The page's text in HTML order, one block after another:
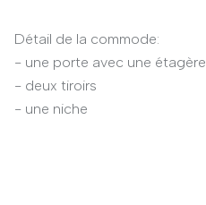
Détail de la commode:
- une porte avec une étagère
- deux tiroirs
- une niche